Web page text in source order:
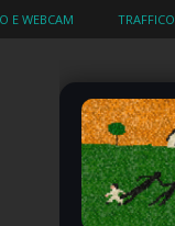
E WEBCAM TRAFFICO